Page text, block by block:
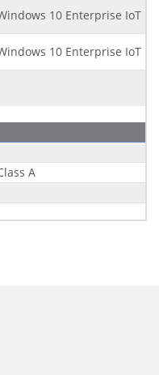
10 Enterprise IoT
10 Enterprise IoT
A